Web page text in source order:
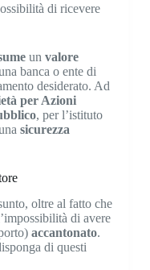
di ricevere
un valore
banca o ente di
desiderato. Ad
per Azioni
, per l’istituto
sicurezza
oltre al fatto che
di avere
accantonato.
di questi